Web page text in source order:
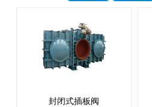
封闭式插板阀